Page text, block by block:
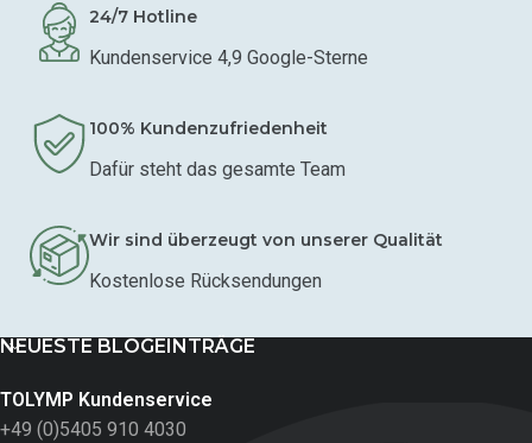
24/7 Hotline
Kundenservice 4,9 Google-Sterne
100% Kundenzufriedenheit
Dafür steht das gesamte Team
Wir sind überzeugt von unserer Qualität
Kostenlose Rücksendungen
NEUESTE BLOGEINTRÄGE
TOLYMP Kundenservice
+49 (0)5405 910 4030